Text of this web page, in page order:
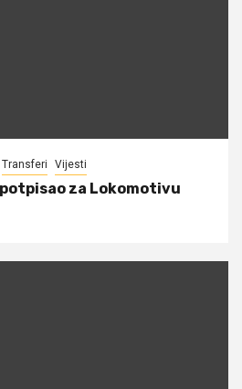
Transferi Vijesti
za Lokomotivu